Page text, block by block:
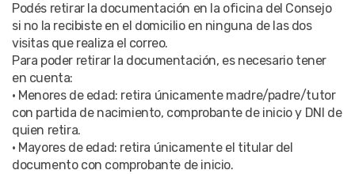
Podés retirar la documentación en la oficina del Consejo
si no la recibiste en el domicilio en ninguna de las dos
visitas que realiza el correo.
Para poder retirar la documentación, es necesario tener
en cuenta:
• Menores de edad: retira únicamente madre/padre/tutor
con partida de nacimiento, comprobante de inicio y DNI de
quien retira.
• Mayores de edad: retira únicamente el titular del
documento con comprobante de inicio.